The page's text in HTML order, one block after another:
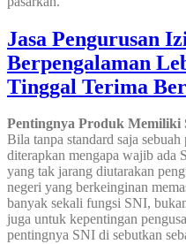
Jasa Pengurusan
Berpengalaman
Tinggal Terima
Pentingnya Produk Memiliki
Bila tanpa standard saja
diterapkan mengapa wajib ada
yang tak jarang diutarakan
negeri yang berkeinginan
banyak sekali fungsi SNI,
juga untuk kepentingan
pentingnya SNI di sebutkan